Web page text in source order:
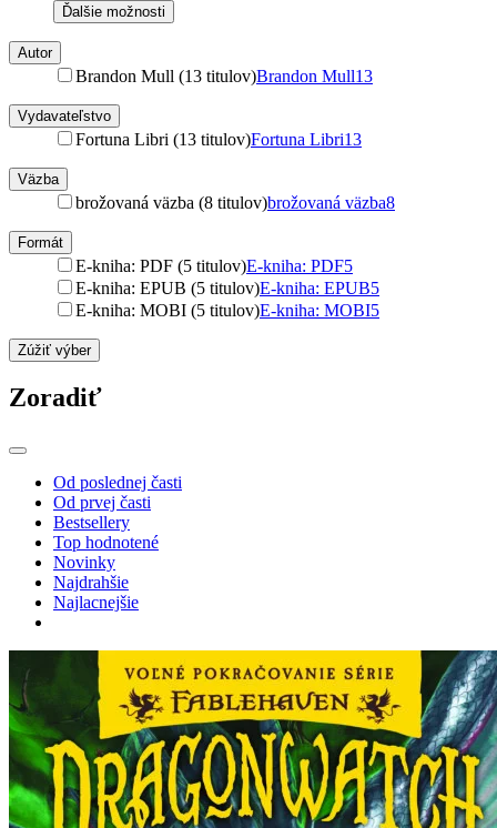
Ďalšie možnosti
Autor
Brandon Mull (13 titulov)Brandon Mull13
Vydavateľstvo
Fortuna Libri (13 titulov)Fortuna Libri13
Väzba
brožovaná väzba (8 titulov)brožovaná väzba8
Formát
E-kniha: PDF (5 titulov)E-kniha: PDF5
E-kniha: EPUB (5 titulov)E-kniha: EPUB5
E-kniha: MOBI (5 titulov)E-kniha: MOBI5
Zúžiť výber
Zoradiť
Od poslednej časti
Od prvej časti
Bestsellery
Top hodnotené
Novinky
Najdrahšie
Najlacnejšie